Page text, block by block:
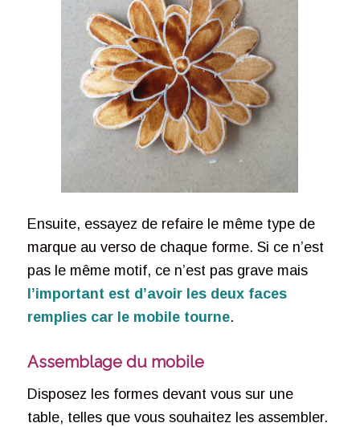
Ensuite, essayez de refaire le même type de
marque au verso de chaque forme. Si ce n’est
pas le même motif, ce n’est pas grave mais
l’important est d’avoir les deux faces
remplies car le mobile tourne.
Assemblage du mobile
Disposez les formes devant vous sur une
table, telles que vous souhaitez les assembler.